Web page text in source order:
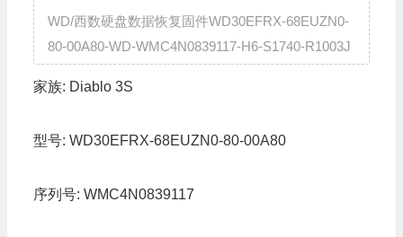
WD/西数硬盘数据恢复固件WD30EFRX-68EUZN0-
80-00A80-WD-WMC4N0839117-H6-S1740-R1003J
家族: Diablo 3S
型号: WD30EFRX-68EUZN0-80-00A80
序列号: WMC4N0839117